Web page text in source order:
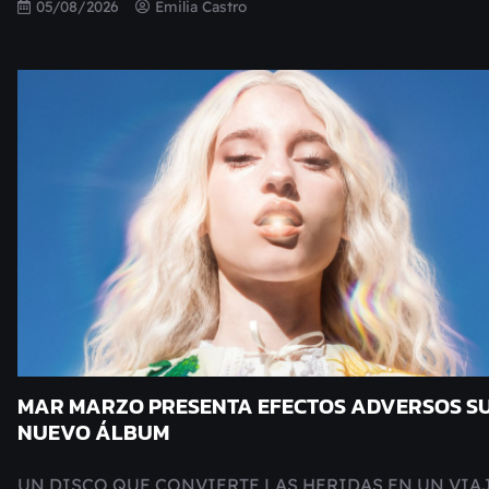
05/08/2026 Emilia Castro
MAR MARZO PRESENTA EFECTOS ADVERSOS
NUEVO ÁLBUM
UN DISCO QUE CONVIERTE LAS HERIDAS EN UN